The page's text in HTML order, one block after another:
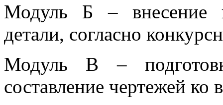
Модуль Б – внесение
детали, согласно
Модуль В –
составление чертежей